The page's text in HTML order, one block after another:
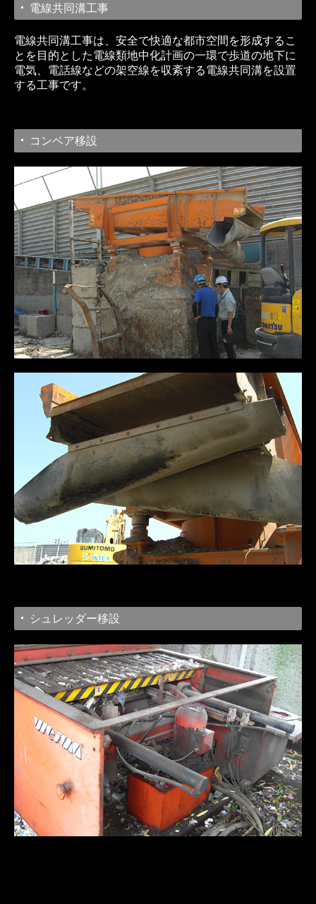
電線共同溝工事
電線共同溝工事は、安全で快適な都市空間を形成するこ
とを目的とした電線類地中化計画の一環で歩道の地下に
電気、電話線などの架空線を収紊する電線共同溝を設置
する工事です。
コンベア移設
シュレッダー移設